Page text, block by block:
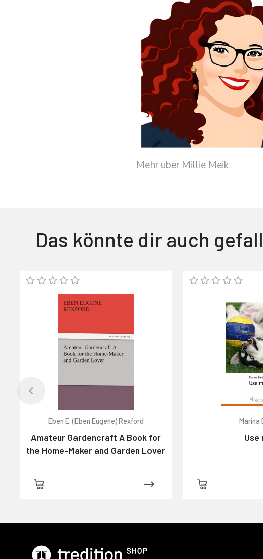
Mehr über Millie Meik
Das könnte dir auch
Eben E. (Eben Eugene) Rexford
Amateur Gardencraft A Book for
the Home-Maker and Garden Lover
Marina
Use